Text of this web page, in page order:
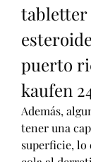
tabletter
puerto
kaufen
Además,
tener una
superficie, lo